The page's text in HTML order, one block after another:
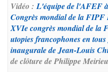
Vidéo :L'équipe de l'AFEF
Congrès mondial de la FIPF
XVIe congrès mondial de la
utopies francophones en tous
inaugurale de Jean-Louis
de clôture de Philippe